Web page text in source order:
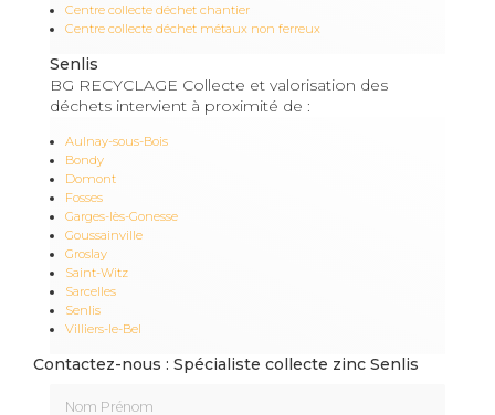
Centre collecte déchet chantier
Centre collecte déchet métaux non ferreux
Senlis
BG RECYCLAGE Collecte et valorisation des
déchets intervient à proximité de :
Aulnay-sous-Bois
Bondy
Domont
Fosses
Garges-lès-Gonesse
Goussainville
Groslay
Saint-Witz
Sarcelles
Senlis
Villiers-le-Bel
Contactez-nous : Spécialiste collecte zinc Senlis